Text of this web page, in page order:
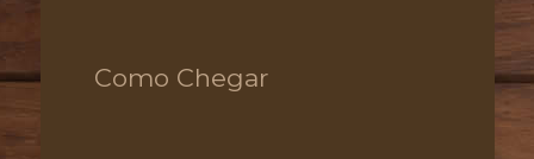
Como Chegar